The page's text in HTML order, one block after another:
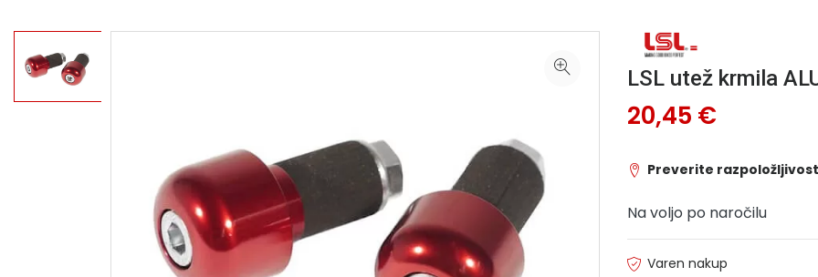
LSL utež krmila
20,45 €
Preverite
Na voljo po naročilu
Varen nakup